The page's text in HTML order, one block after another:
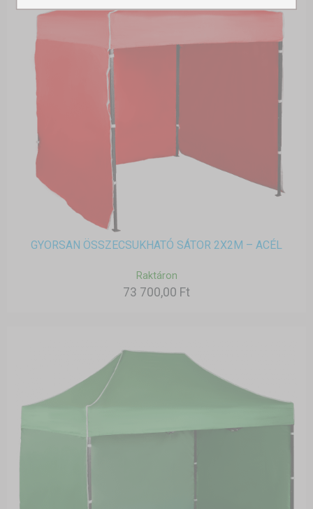
GYORSAN ÖSSZECSUKHATÓ SÁTOR 2X2M – ACÉL
Raktáron
73 700,00 Ft